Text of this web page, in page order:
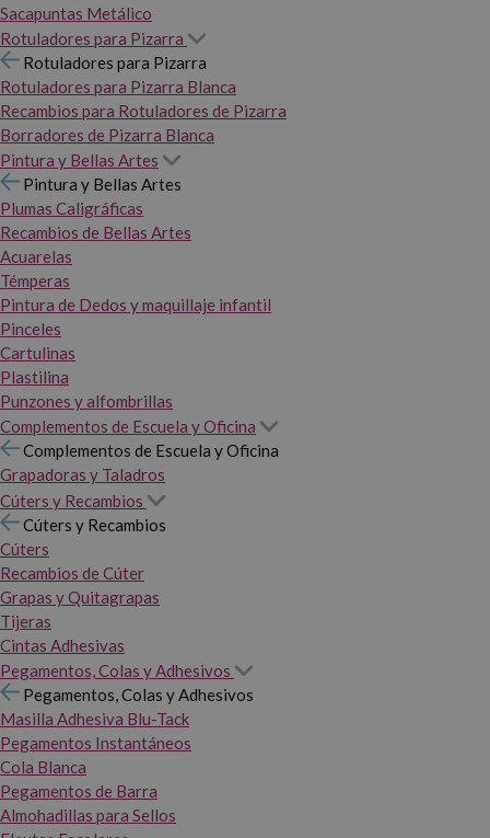
Sacapuntas Metálico
Rotuladores para Pizarra
Rotuladores para Pizarra
Rotuladores para Pizarra Blanca
Recambios para Rotuladores de Pizarra
Borradores de Pizarra Blanca
Pintura y Bellas Artes
Pintura y Bellas Artes
Plumas Caligráficas
Recambios de Bellas Artes
Acuarelas
Témperas
Pintura de Dedos y maquillaje infantil
Pinceles
Cartulinas
Plastilina
Punzones y alfombrillas
Complementos de Escuela y Oficina
Complementos de Escuela y Oficina
Grapadoras y Taladros
Cúters y Recambios
Cúters y Recambios
Cúters
Recambios de Cúter
Grapas y Quitagrapas
Tijeras
Cintas Adhesivas
Pegamentos, Colas y Adhesivos
Pegamentos, Colas y Adhesivos
Masilla Adhesiva Blu-Tack
Pegamentos Instantáneos
Cola Blanca
Pegamentos de Barra
Almohadillas para Sellos